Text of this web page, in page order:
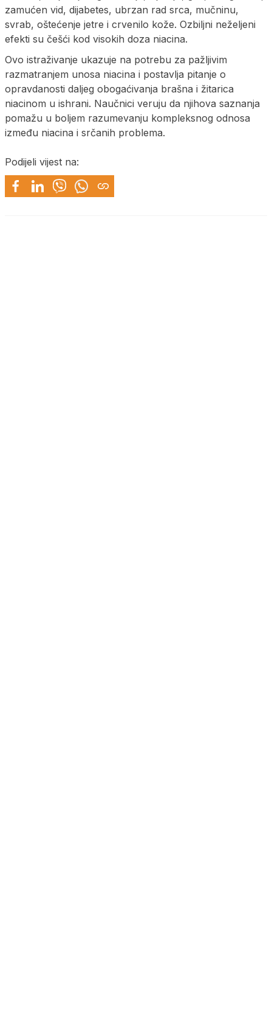
zamućen vid, dijabetes, ubrzan rad srca, mučninu,
svrab, oštećenje jetre i crvenilo kože. Ozbiljni neželjeni
efekti su češći kod visokih doza niacina.
Ovo istraživanje ukazuje na potrebu za pažljivim
razmatranjem unosa niacina i postavlja pitanje o
opravdanosti daljeg obogaćivanja brašna i žitarica
niacinom u ishrani. Naučnici veruju da njihova saznanja
pomažu u boljem razumevanju kompleksnog odnosa
između niacina i srčanih problema.
Podijeli vijest na: